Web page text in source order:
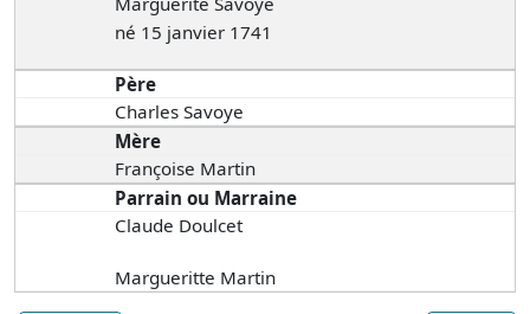
né 15 janvier 1741
Père
Charles Savoye
Mère
Françoise Martin
Parrain ou Marraine
Claude Doulcet
Margueritte Martin